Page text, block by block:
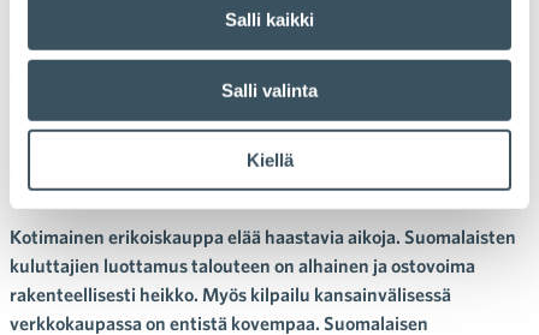
Salli kaikki
Salli valinta
Kiellä
Haastavassa suhdanteessa
toimiva kotimainen
erikoiskauppa etsii kasvua ja
tehokkuutta digitalisaatiosta
Kotimainen erikoiskauppa elää haastavia aikoja. Suomalaisten
kuluttajien luottamus talouteen on alhainen ja ostovoima
rakenteellisesti heikko. Myös kilpailu kansainvälisessä
verkkokaupassa on entistä kovempaa. Suomalaisen